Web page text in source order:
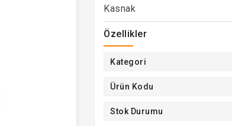
Kasnak
Özellikler
Kategori
Ürün Kodu
Stok Durumu